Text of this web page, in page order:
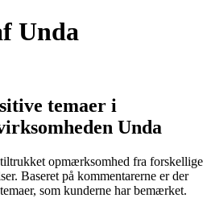
Unda
temaer i
Unda
opmærksomhed fra forskellige
Baseret på kommentarerne er der
som kunderne har bemærket.